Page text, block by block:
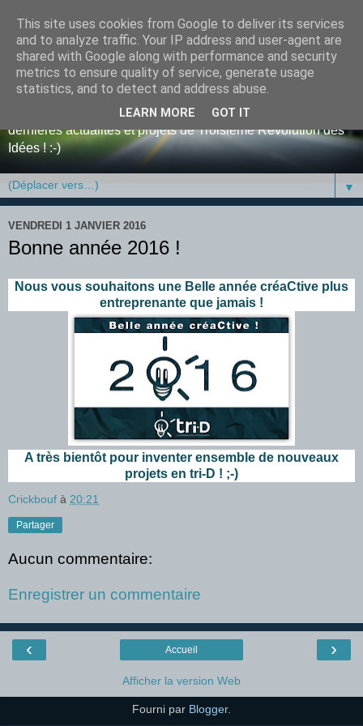
Blog de tri-D, la Troisième
Révolution des Idées
Bienvenue sur le blog de l'entreprise tri-D ! Retrouvez y nos
dernières actualités et projets de Troisième Révolution des
Idées ! :-)
▼
VENDREDI 1 JANVIER 2016
Bonne année 2016 !
Nous vous souhaitons une Belle année créaCtive plus
entreprenante que jamais !
A très bientôt pour inventer ensemble de nouveaux
projets en tri-D ! ;-)
Crickbouf à 20:21
Partager
Aucun commentaire:
Enregistrer un commentaire
‹ ›
Accueil
Afficher la version Web
Fourni par Blogger.
This site uses cookies from Google to deliver its services
and to analyze traffic. Your IP address and user-agent are
shared with Google along with performance and security
metrics to ensure quality of service, generate usage
statistics, and to detect and address abuse.
LEARN MORE GOT IT